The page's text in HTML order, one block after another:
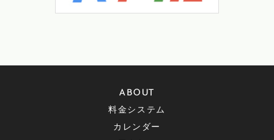
ABOUT
料金システム
カレンダー